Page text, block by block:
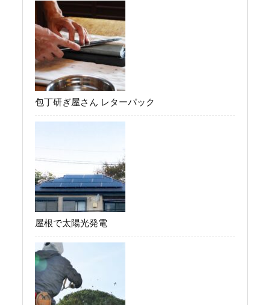
包丁研ぎ屋さん レターパック
屋根で太陽光発電